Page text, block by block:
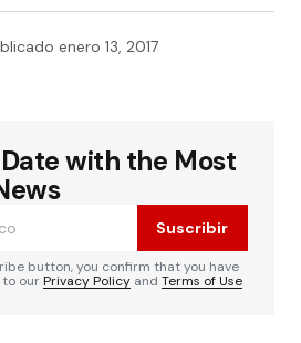
enero 13, 2017
with the Most
Suscribir
button, you confirm that you have
to ourPrivacy Policy and Terms of Use